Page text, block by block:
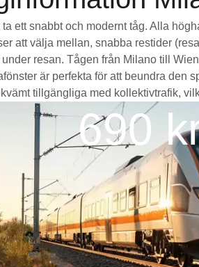
ett snabbt och modernt tåg. Alla
att välja mellan, snabba restider
resan. Tågen från Milano till
är perfekta för att beundra
tillgängliga med kollektivtrafik,
690